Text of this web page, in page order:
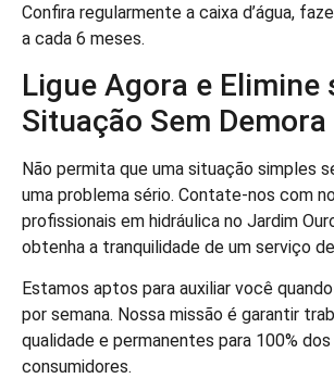
Confira regularmente a caixa d’água,
a cada 6 meses.
Ligue Agora e Elimine
Situação Sem Demora
Não permita que uma situação simples
uma problema sério. Contate-nos com
profissionais em hidráulica no Jardim
obtenha a tranquilidade de um serviço
Estamos aptos para auxiliar você
por semana. Nossa missão é garantir
qualidade e permanentes para 100%
consumidores.